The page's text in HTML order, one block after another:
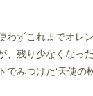
わずこれまでオレ
、残り少なくなっ
でみつけた‘天使の